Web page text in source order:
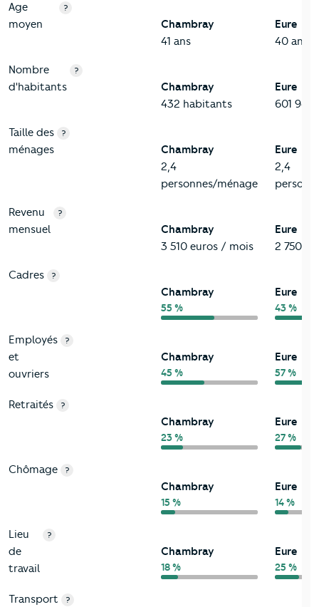
Age
moyen
?
Chambray
41 ans
Eure
40 ans
Nombre
d'habitants
?
Chambray
432 habitants
Eure
601
Taille des
ménages
?
Chambray
2,4
personnes/ménage
Eure
2,4
Revenu
mensuel
?
Chambray
3 510 euros / mois
Eure
2 750
Cadres ?
Chambray
55 %
Eure
43 %
Employés
et
ouvriers
?
Chambray
45 %
Eure
57 %
Retraités ?
Chambray
23 %
Eure
27 %
Chômage ?
Chambray
15 %
Eure
14 %
Lieu
de
travail
?
Chambray
18 %
Eure
25 %
Transport
?